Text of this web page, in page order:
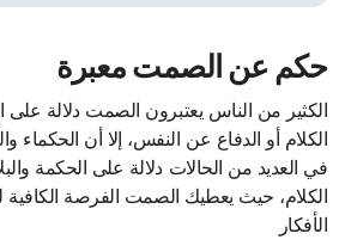
حكم عن الصمت معبرة
الكثير من الناس يعتبرون الصمت دلالة
الكلام أو الدفاع عن النفس، إلا أن الحكماء
في العديد من الحالات دلالة على الحكمة
الكلام، حيث يعطيك الصمت الفرصة
الأفكار